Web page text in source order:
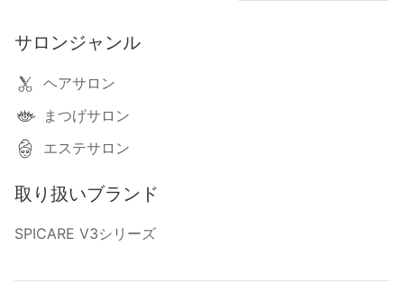
サロンジャンル
ヘアサロン
まつげサロン
エステサロン
取り扱いブランド
SPICARE V3シリーズ